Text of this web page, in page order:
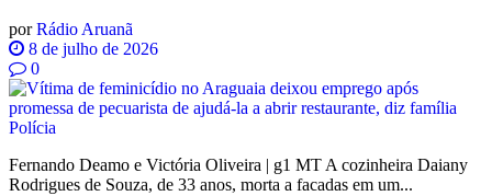
por Rádio Aruanã
8 de julho de 2026
0
Polícia
Fernando Deamo e Victória Oliveira | g1 MT A cozinheira Daiany
Rodrigues de Souza, de 33 anos, morta a facadas em um...